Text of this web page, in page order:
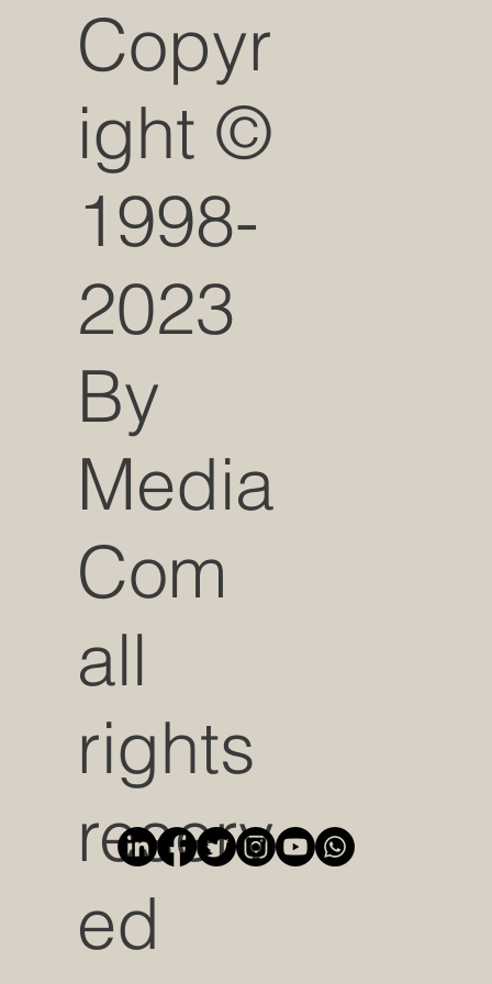
Copyr
ight ©
1998-
2023
By
Media
Com
all
rights
reserv
ed